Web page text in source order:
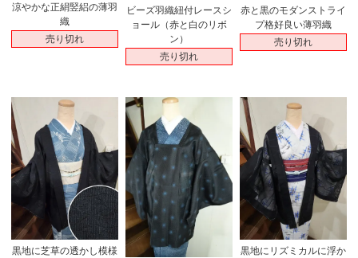
涼やかな正絹竪絽の薄羽
織
売り切れ
ビーズ羽織紐付レースシ
ョール（赤と白のリボ
ン）
売り切れ
赤と黒のモダンストライ
プ格好良い薄羽織
売り切れ
黒地に芝草の透かし模様
黒地にリズミカルに浮か